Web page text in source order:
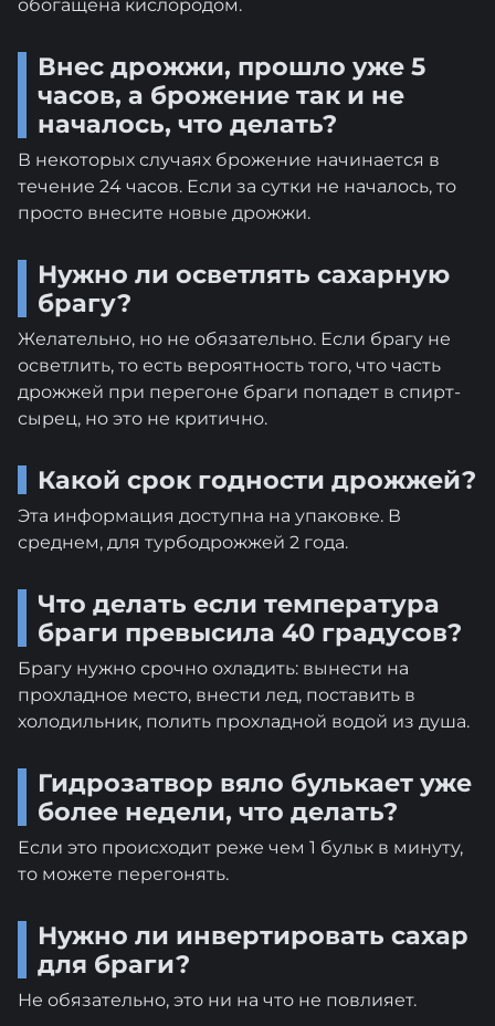
обогащена кислородом.
Внес дрожжи, прошло уже 5
часов, а брожение так и не
началось, что делать?
В некоторых случаях брожение начинается в
течение 24 часов. Если за сутки не началось, то
просто внесите новые дрожжи.
Нужно ли осветлять сахарную
брагу?
Желательно, но не обязательно. Если брагу не
осветлить, то есть вероятность того, что часть
дрожжей при перегоне браги попадет в спирт-
сырец, но это не критично.
Какой срок годности дрожжей?
Эта информация доступна на упаковке. В
среднем, для турбодрожжей 2 года.
Что делать если температура
браги превысила 40 градусов?
Брагу нужно срочно охладить: вынести на
прохладное место, внести лед, поставить в
холодильник, полить прохладной водой из душа.
Гидрозатвор вяло булькает уже
более недели, что делать?
Если это происходит реже чем 1 бульк в минуту,
то можете перегонять.
Нужно ли инвертировать сахар
для браги?
Не обязательно, это ни на что не повлияет.